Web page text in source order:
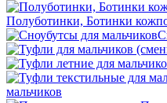
Полуботинки, Ботинки
мальчиков